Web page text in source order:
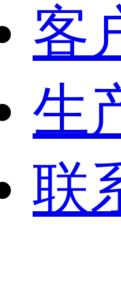
客
生
联